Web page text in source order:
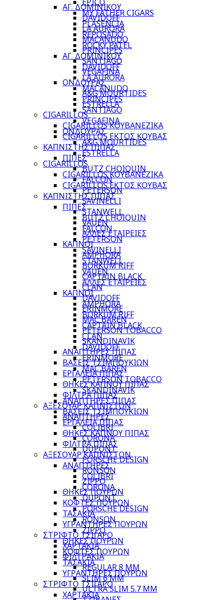
ΑΓ. ΔΟΜΙΝΙΚΟΥ
DAVIDOFF
LA AURORA
MACANUDO
PRINCIPES
SANTIAGO
VEGAFINA
ΟΝΔΟΥΡΑΣ
A&G MOURTIDES
ESTRELLA
CIGARILLOS
CIGARILLOS ΚΟΥΒΑΝΕΖΙΚΑ
CIGARILLOS ΕΚΤΟΣ ΚΟΥΒΑΣ
ΚΑΠΝΙΣΤΗΣ ΠΙΠΑΣ
ΠΙΠΕΣ
BUTZ CHOIQUIN
FALCON
PETERSON
SAVINELLI
STANWELL
VAUEN
ΑΛΛΕΣ ΕΤΑΙΡΕΙΕΣ
ΚΑΠΝΟΙ
AMPHORA
BORKUM RIFF
CAPTAIN BLACK
CLAN
DAVIDOFF
ERINMORE
MAC BAREN
PETERSON TOBACCO
SKANDINAVIK
ΑΝΑΠΤΗΡΕΣ ΠΙΠΑΣ
ΒΑΣΕΙΣ ΤΣΙΜΠΟΥΚΙΩΝ
ΕΡΓΑΛΕΙΑ ΠΙΠΑΣ
ΘΗΚΕΣ ΚΑΠΝΟΥ ΠΙΠΑΣ
ΦΙΛΤΡΑ ΠΙΠΑΣ
ΑΞΕΣΟΥΑΡ ΚΑΠΝΙΣΤΩΝ
ΑΝΑΠΤΗΡΕΣ
COLIBRI
CORONA
DUPONT
PORSCHE DESIGN
RONSON
ZIPPO
ΘΗΚΕΣ ΠΟΥΡΩΝ
ΚΟΦΤΕΣ ΠΟΥΡΩΝ
ΤΑΣΑΚΙΑ
ΥΓΡΑΝΤΗΡΕΣ ΠΟΥΡΩΝ
ΣΤΡΙΦΤΟ ΤΣΙΓΑΡΟ
ΧΑΡΤΑΚΙΑ
ΦΙΛΤΡΑΚΙΑ
REGULAR 8 MM
SLIM 6 MM
ULTRA SLIM 5.7 MM
MY FATHER CIGARS
PLASENCIA
REPOSADO
ROCKY PATEL
ΑΓ. ΔΟΜΙΝΙΚΟΥ
DAVIDOFF
LA AURORA
MACANUDO
PRINCIPES
SANTIAGO
VEGAFINA
ΟΝΔΟΥΡΑΣ
A&G MOURTIDES
ESTRELLA
CIGARILLOS
CIGARILLOS ΚΟΥΒΑΝΕΖΙΚΑ
CIGARILLOS ΕΚΤΟΣ ΚΟΥΒΑΣ
ΚΑΠΝΙΣΤΗΣ ΠΙΠΑΣ
ΠΙΠΕΣ
BUTZ CHOIQUIN
FALCON
PETERSON
SAVINELLI
STANWELL
VAUEN
ΑΛΛΕΣ ΕΤΑΙΡΕΙΕΣ
ΚΑΠΝΟΙ
AMPHORA
BORKUM RIFF
CAPTAIN BLACK
CLAN
DAVIDOFF
ERINMORE
MAC BAREN
PETERSON TOBACCO
SKANDINAVIK
ΑΝΑΠΤΗΡΕΣ ΠΙΠΑΣ
ΒΑΣΕΙΣ ΤΣΙΜΠΟΥΚΙΩΝ
ΕΡΓΑΛΕΙΑ ΠΙΠΑΣ
ΘΗΚΕΣ ΚΑΠΝΟΥ ΠΙΠΑΣ
ΦΙΛΤΡΑ ΠΙΠΑΣ
ΑΞΕΣΟΥΑΡ ΚΑΠΝΙΣΤΩΝ
ΑΝΑΠΤΗΡΕΣ
COLIBRI
CORONA
DUPONT
PORSCHE DESIGN
RONSON
ZIPPO
ΘΗΚΕΣ ΠΟΥΡΩΝ
ΚΟΦΤΕΣ ΠΟΥΡΩΝ
ΤΑΣΑΚΙΑ
ΥΓΡΑΝΤΗΡΕΣ ΠΟΥΡΩΝ
ΣΤΡΙΦΤΟ ΤΣΙΓΑΡΟ
ΧΑΡΤΑΚΙΑ